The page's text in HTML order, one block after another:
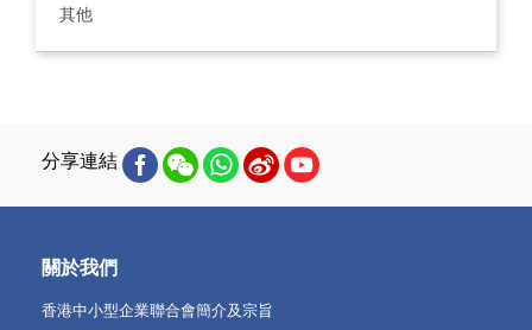
其他
分享連結
關於我們
香港中小型企業聯合會簡介及宗旨